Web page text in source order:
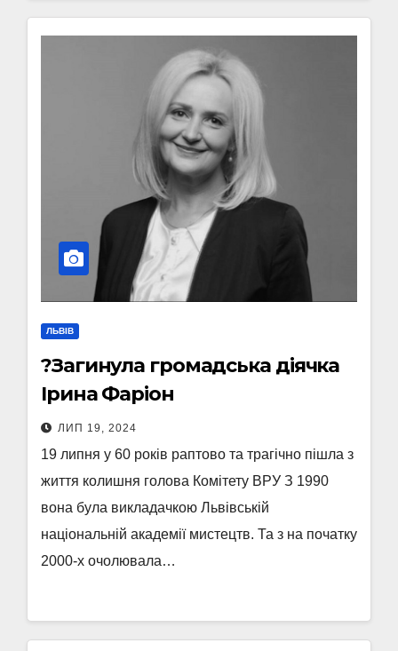
ЛЬВІВ
?️Загинула громадська діячка
Ірина Фаріон
ЛИП 19, 2024
19 липня у 60 років раптово та трагічно пішла з
життя колишня голова Комітету ВРУ З 1990
вона була викладачкою Львівській
національній академії мистецтв. Та з на початку
2000-х очолювала…